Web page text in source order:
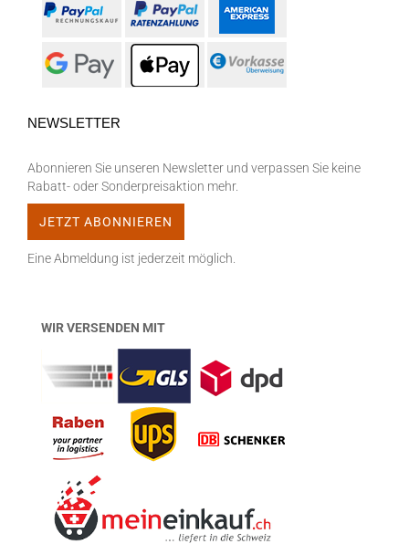
NEWSLETTER
Abonnieren Sie unseren Newsletter und verpassen Sie keine
Rabatt- oder Sonderpreisaktion mehr.
Eine Abmeldung ist jederzeit möglich.
WIR VERSENDEN MIT